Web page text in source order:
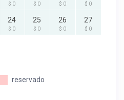
$ 0 $ 0 $ 0 $ 0
24
$ 0
25
$ 0
26
$ 0
27
$ 0
reservado